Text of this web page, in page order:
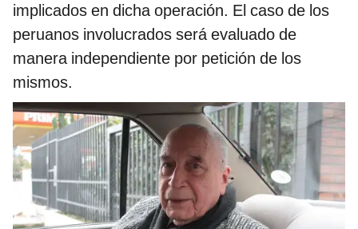
implicados en dicha operación. El caso de los
peruanos involucrados será evaluado de
manera independiente por petición de los
mismos.